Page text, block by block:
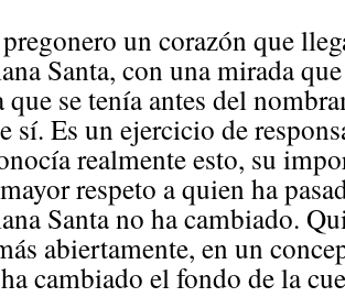
un corazón que
Santa, con una mirada
que se tenía antes del
sí. Es un ejercicio de
realmente esto, su
respeto a quien ha
Santa no ha cambiado.
abiertamente, en un
cambiado el fondo de la